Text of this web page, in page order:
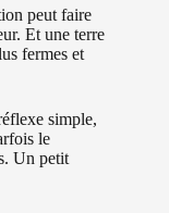
peut faire
Et une terre
fermes et
simple,
le
Un petit